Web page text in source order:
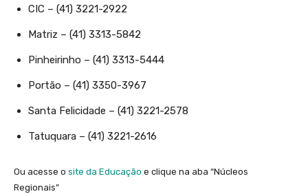
CIC – (41) 3221-2922
Matriz – (41) 3313-5842
Pinheirinho – (41) 3313-5444
Portão – (41) 3350-3967
Santa Felicidade – (41) 3221-2578
Tatuquara – (41) 3221-2616
Ou acesse o site da Educação e clique na aba “Núcleos
Regionais”